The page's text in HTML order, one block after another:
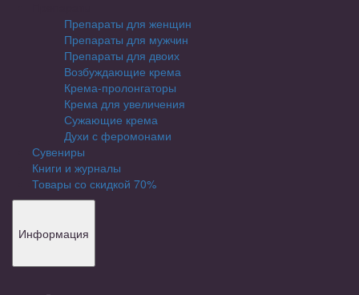
Препараты для женщин
Препараты для мужчин
Препараты для двоих
Возбуждающие крема
Крема-пролонгаторы
Крема для увеличения
Сужающие крема
Духи с феромонами
Сувениры
Книги и журналы
Товары со скидкой 70%
Информация